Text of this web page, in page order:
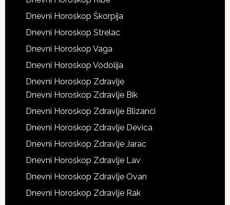
Dnevni Horoskop Škorpija
Dnevni Horoskop Strelac
Dnevni Horoskop Vaga
Dnevni Horoskop Vodolija
Dnevni Horoskop Zdravlje
Dnevni Horoskop Zdravlje Bik
Dnevni Horoskop Zdravlje Blizanci
Dnevni Horoskop Zdravlje Devica
Dnevni Horoskop Zdravlje Jarac
Dnevni Horoskop Zdravlje Lav
Dnevni Horoskop Zdravlje Ovan
Dnevni Horoskop Zdravlje Rak